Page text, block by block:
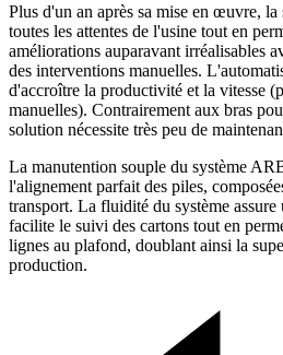
Plus d'un an après sa mise en œuvre,
toutes les attentes de l'usine tout en
améliorations auparavant irréalisables
des interventions manuelles.
d'accroître la productivité et la vitesse
manuelles). Contrairement aux bras
solution nécessite très peu de
La manutention souple du système
l'alignement parfait des piles,
transport. La fluidité du système assure
facilite le suivi des cartons tout en
lignes au plafond, doublant ainsi la
production.